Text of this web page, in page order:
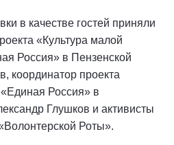
в качестве гостей приняли
«Культура малой
Россия» в Пензенской
координатор проекта
Россия» в
Глушков и активисты
Роты».